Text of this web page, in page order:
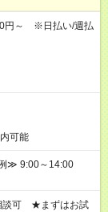
円～ ※日払い/週払
可能
談可 ★まずはお試